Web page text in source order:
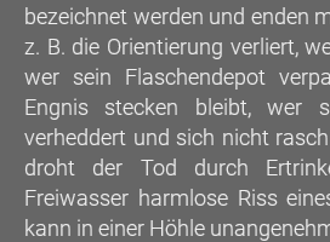
bezeichnet werden und enden
z. B. die Orientierung verliert,
wer sein Flaschendepot
Engnis stecken bleibt, wer
verheddert und sich nicht
droht der Tod durch
Freiwasser harmlose Riss
kann in einer Höhle